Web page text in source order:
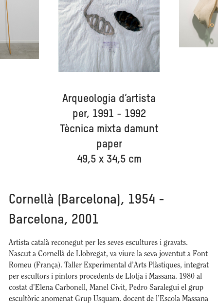
Arqueologia d’artista
per, 1991 - 1992
Tècnica mixta damunt
paper
49,5 x 34,5 cm
Cornellà (Barcelona), 1954 -
Barcelona, 2001
Artista català reconegut per les seves escultures i gravats.
Nascut a Cornellà de Llobregat, va viure la seva joventut a Font
Romeu (França). Taller Experimental d’Arts Plàstiques, integrat
per escultors i pintors procedents de Llotja i Massana. 1980 al
costat d’Elena Carbonell, Manel Civit, Pedro Saralegui el grup
escultòric anomenat Grup Usquam. docent de l’Escola Massana